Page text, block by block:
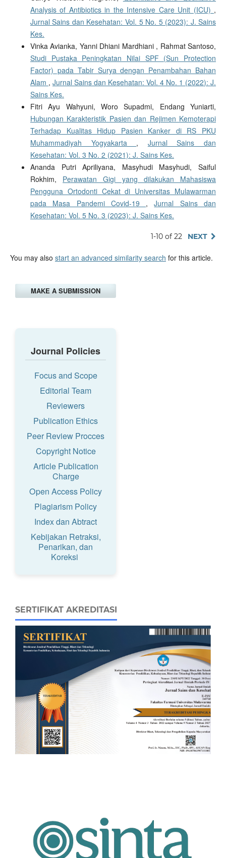
Analysis of Antibiotics in the Intensive Care Unit (ICU) ,
Jurnal Sains dan Kesehatan: Vol. 5 No. 5 (2023): J. Sains
Kes.
Vinka Avianka, Yanni Dhiani Mardhiani , Rahmat Santoso,
Studi Pustaka Peningkatan Nilai SPF (Sun Protection
Factor) pada Tabir Surya dengan Penambahan Bahan
Alam , Jurnal Sains dan Kesehatan: Vol. 4 No. 1 (2022): J.
Sains Kes.
Fitri Ayu Wahyuni, Woro Supadmi, Endang Yuniarti,
Hubungan Karakteristik Pasien dan Rejimen Kemoterapi
Terhadap Kualitas Hidup Pasien Kanker di RS PKU
Muhammadiyah Yogyakarta , Jurnal Sains dan
Kesehatan: Vol. 3 No. 2 (2021): J. Sains Kes.
Ananda Putri Apriliyana, Masyhudi Masyhudi, Saiful
Rokhim, Perawatan Gigi yang dilakukan Mahasiswa
Pengguna Ortodonti Cekat di Universitas Mulawarman
pada Masa Pandemi Covid-19 ,Jurnal Sains dan
Kesehatan: Vol. 5 No. 3 (2023): J. Sains Kes.
1-10 of 22 NEXT
You may also start an advanced similarity search for this article.
MAKE A SUBMISSION
Journal Policies
Focus and Scope
Editorial Team
Reviewers
Publication Ethics
Peer Review Procces
Copyright Notice
Article Publication
Charge
Open Access Policy
Plagiarism Policy
Index dan Abtract
Kebijakan Retraksi,
Penarikan, dan
Koreksi
SERTIFIKAT AKREDITASI